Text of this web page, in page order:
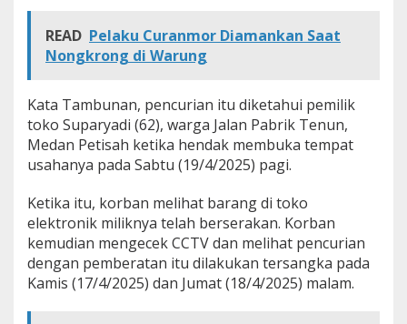
READ Pelaku Curanmor Diamankan Saat
Nongkrong di Warung
Kata Tambunan, pencurian itu diketahui pemilik
toko Suparyadi (62), warga Jalan Pabrik Tenun,
Medan Petisah ketika hendak membuka tempat
usahanya pada Sabtu (19/4/2025) pagi.
Ketika itu, korban melihat barang di toko
elektronik miliknya telah berserakan. Korban
kemudian mengecek CCTV dan melihat pencurian
dengan pemberatan itu dilakukan tersangka pada
Kamis (17/4/2025) dan Jumat (18/4/2025) malam.